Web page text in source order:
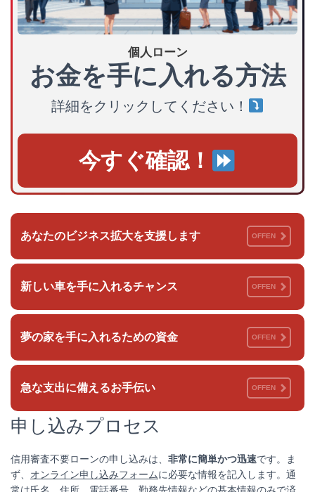
個人ローン
お金を手に入れる方法
詳細をクリックしてください！
今すぐ確認！
あなたのビジネス拡大を支援します OFFEN
新しい車を手に入れるチャンス OFFEN
夢の家を手に入れるための資金 OFFEN
急な支出に備えるお手伝い OFFEN
申し込みプロセス
信用審査不要ローンの申し込みは、 非常に簡単かつ迅速です。ま
ず、 オンライン申し込みフォームに必要な情報を記入します。通